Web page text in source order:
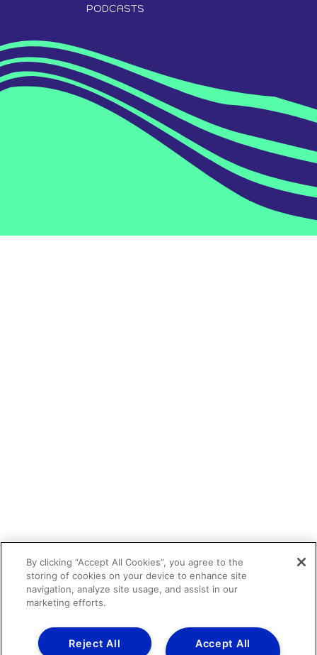
PODCASTS
By clicking “Accept All Cookies”, you agree to the
storing of cookies on your device to enhance site
navigation, analyze site usage, and assist in our
marketing efforts.
Accept All
Reject All